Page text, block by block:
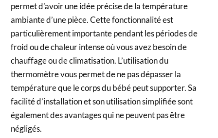
permet d’avoir une idée précise de la température
ambiante d’une pièce. Cette fonctionnalité est
particulièrement importante pendant les périodes de
froid ou de chaleur intense où vous avez besoin de
chauffage ou de climatisation. L’utilisation du
thermomètre vous permet de ne pas dépasser la
température que le corps du bébé peut supporter. Sa
facilité d’installation et son utilisation simplifiée sont
également des avantages qui ne peuvent pas être
négligés.